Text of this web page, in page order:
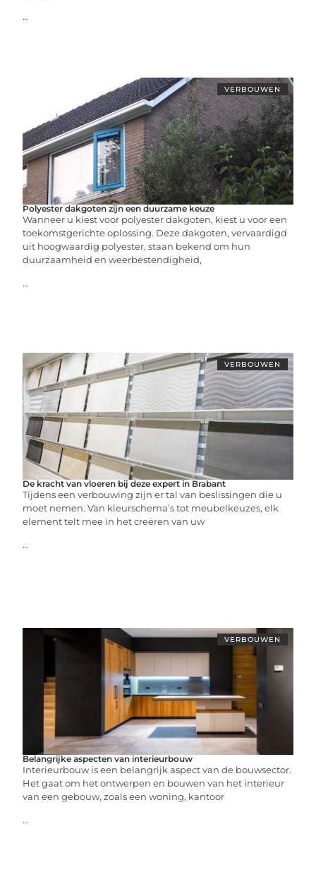
...
VERBOUWEN
Polyester dakgoten zijn een duurzame keuze
Wanneer u kiest voor polyester dakgoten, kiest u voor een
toekomstgerichte oplossing. Deze dakgoten, vervaardigd
uit hoogwaardig polyester, staan bekend om hun
duurzaamheid en weerbestendigheid,
...
VERBOUWEN
De kracht van vloeren bij deze expert in Brabant
Tijdens een verbouwing zijn er tal van beslissingen die u
moet nemen. Van kleurschema’s tot meubelkeuzes, elk
element telt mee in het creëren van uw
...
VERBOUWEN
Belangrijke aspecten van interieurbouw
Interieurbouw is een belangrijk aspect van de bouwsector.
Het gaat om het ontwerpen en bouwen van het interieur
van een gebouw, zoals een woning, kantoor
...